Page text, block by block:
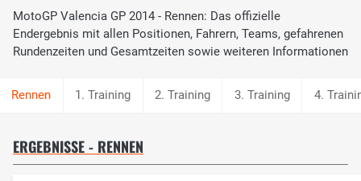
MotoGP Valencia GP 2014 - Rennen: Das offizielle
Endergebnis mit allen Positionen, Fahrern, Teams, gefahrenen
Rundenzeiten und Gesamtzeiten sowie weiteren Informationen
1. Training 2. Training 3. Training 4.
ERGEBNISSE - RENNEN